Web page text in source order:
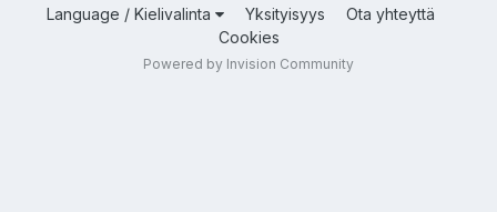
Language / Kielivalinta Yksityisyys
Ota yhteyttä
Cookies
Powered by Invision Community